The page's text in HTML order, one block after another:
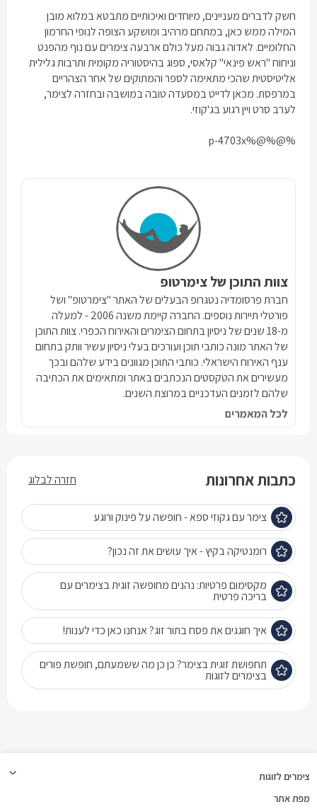
חשק לדברים מעניינים, מיוחדים ואיכותיים מתבטא במלוא מובן
המילה ממש כאן, במתחם מרהיב ומושקע הצופה לנופי החרמון
החלומיים. לאדוה גבוה מעל כולם ארבעה צימרים עם נוף מהפנט
וניחוח "ראש פינאי" קלאסי, ספוג בהיסטוריה מקומית ותרבות גלילית
אליטיסטית שהכי מתאימה לספר והמתוקים של אחר הצהריים
במרפסת. מכאן לדייט במסעדה טובה במושבה ובחזרה לצימר,
לערב סרט ויין רגוע בג'קוזי.
%@%@%p-4703x
צוות התוכן של צימרטופ
חברת פרסומדיה נטגרופ הבעלים של האתר "צימרטופ" ושל
פורטלי תיירות נוספים. החברה קיימת משנה 2006 - למעלה
מ-18 שנים של ניסיון בתחום הצימרים והאירוח הכפרי. צוות התוכן
של האתר מונה כותבי תוכן ועורכים בעלי ניסיון עשיר וותק בתחום
ענף האירוח הישראלי. כותבי התוכן מגוונים בידע שלהם ובכך
מעשירים את הטקסטים הנכתבים באתר ומתאימים את הכתיבה
שלהם לזמנים העדכניים במרוצת השנים.
לכל המאמרים
כתבות אחרונות
צימר עם גקוזי ספא - חופשה על פינוק ורוגע
רומנטיקה בקיץ - איך עושים את זה נכון?
מקסימום פרטיות: נהנים מחופשה זוגית בצימרים עם
בריכה פרטית
איך חוגגים את פסח בתור זוג? אנחנו כאן כדי לענות!
תחפושת זוגית בצימר? כן כן מה ששמעתם, חופשת פורים
בצימרים לזוגות
חזרה לבלוג
צימרים לזוגות
מפת אתר